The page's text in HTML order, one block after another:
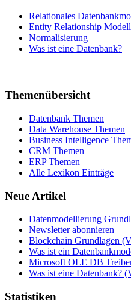
Relationales
Entity Relationship
Normalisierung
Was ist eine Datenbank?
Themenübersicht
Datenbank Themen
Data Warehouse Themen
Business Intelligence
CRM Themen
ERP Themen
Alle Lexikon Einträge
Neue Artikel
Datenmodellierung
Newsletter abonnieren
Blockchain Grundlagen
Was ist ein
Microsoft OLE DB
Was ist eine Datenbank?
Statistiken